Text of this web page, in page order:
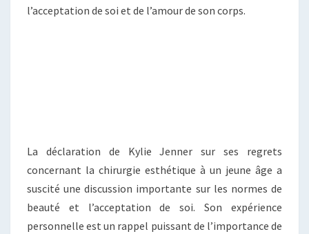
l’acceptation de soi et de l’amour de son corps.
La déclaration de Kylie Jenner sur ses regrets
concernant la chirurgie esthétique à un jeune âge a
suscité une discussion importante sur les normes de
beauté et l’acceptation de soi. Son expérience
personnelle est un rappel puissant de l’importance de